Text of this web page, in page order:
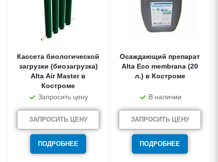
Кассета биологической
загрузки (биозагрузка)
Alta Air Master в
Костроме
Запросить цену
ЗАПРОСИТЬ ЦЕНУ
ПОДРОБНЕЕ
Осаждающий препарат
Alta Eco membrana (20
л.) в Костроме
В наличии
ЗАПРОСИТЬ ЦЕНУ
ПОДРОБНЕЕ